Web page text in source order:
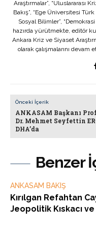
Benzer
ANKASAM BAKIŞ
Kırılgan Refahtan
Jeopolitik Kıskacı
Araştırmalar”, “Uluslararası
Bakış”, “Ege Üniversitesi
Sosyal Bilimler”,
hazırda yürütmekte, editör
Ankara Kriz ve Siyaset
olarak çalışmalarını devam
Önceki İçerik
ANKASAM Başkanı
Dr. Mehmet Seyfettin
DHA’da